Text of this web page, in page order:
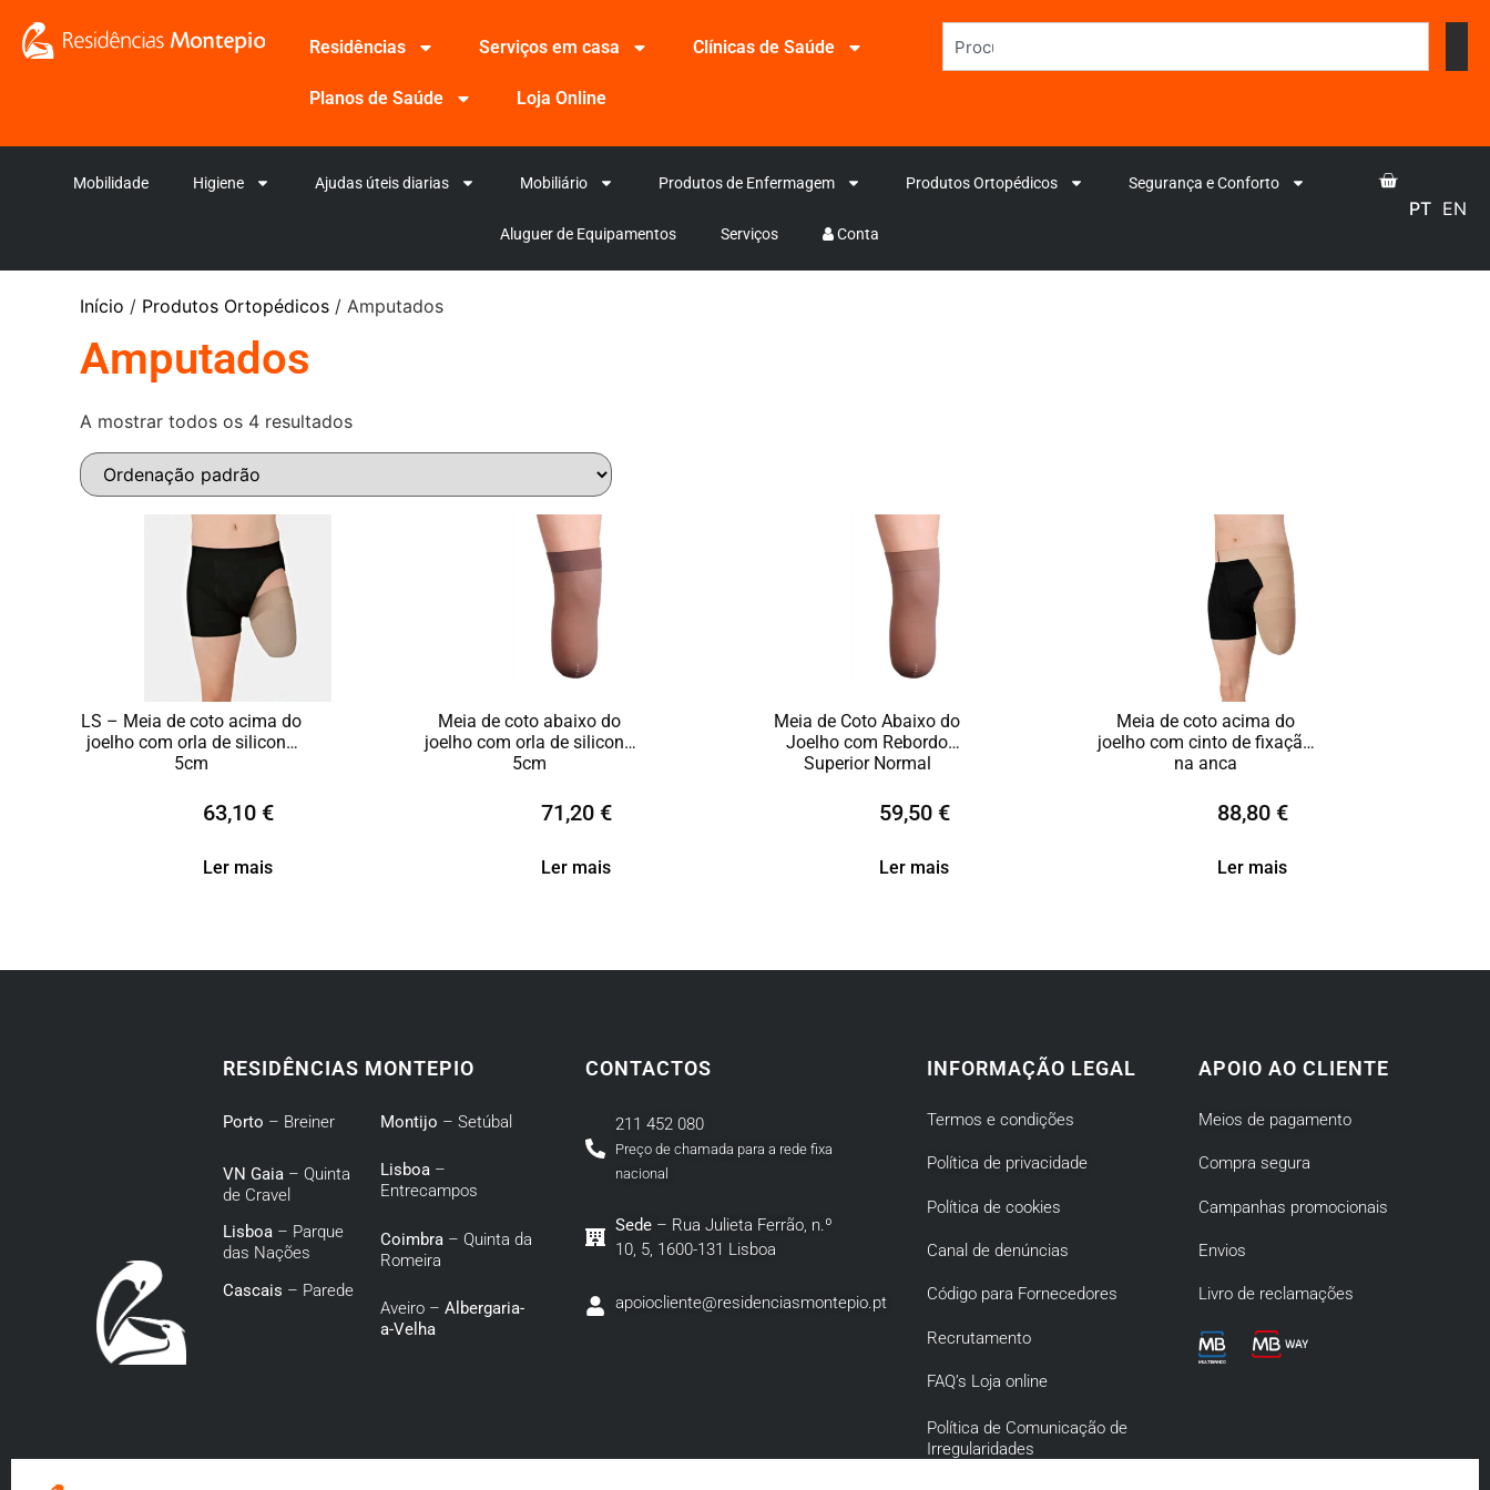
Residências Serviços em casa Clínicas de Saúde
Planos de Saúde Loja Online
Mobilidade Higiene Ajudas úteis diarias Mobiliário Produtos de Enfermagem Produtos Ortopédicos Segurança e Conforto
Aluguer de Equipamentos Serviços Conta
PT EN
Início / Produtos Ortopédicos / Amputados
Amputados
A mostrar todos os 4 resultados
LS – Meia de coto acima do
joelho com orla de silicone
5cm
63,10 €
Ler mais
Meia de coto abaixo do
joelho com orla de silicone
5cm
71,20 €
Ler mais
Meia de Coto Abaixo do
Joelho com Rebordo
Superior Normal
59,50 €
Ler mais
Meia de coto acima do
joelho com cinto de fixação
na anca
88,80 €
Ler mais
RESIDÊNCIAS MONTEPIO
Porto – Breiner
VN Gaia – Quinta
de Cravel
Lisboa – Parque
das Nações
Cascais – Parede
Montijo – Setúbal
Lisboa–
Entrecampos
Coimbra– Quinta da
Romeira
Aveiro – Albergaria-
a-Velha
CONTACTOS
211 452 080
Preço de chamada para a rede fixa
nacional
Sede – Rua Julieta Ferrão, n.º
10, 5, 1600-131 Lisboa
apoiocliente@residenciasmontepio.pt
INFORMAÇÃO LEGAL
Termos e condições
Política de privacidade
Política de cookies
Canal de denúncias
Código para Fornecedores
Recrutamento
FAQ’s Loja online
Política de Comunicação de
Irregularidades
APOIO AO CLIENTE
Meios de pagamento
Compra segura
Campanhas promocionais
Envios
Livro de reclamações